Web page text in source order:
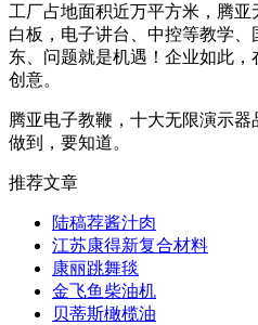
工厂占地面积近万平方米，腾
白板，电子讲台、中控等教学
东、问题就是机遇！企业如此
创意。
腾亚电子教鞭，十大无限演示器
做到，要知道。
推荐文章
陆稿荐酱汁肉
江苏康得新复合材料
康丽跳舞毯
金飞鱼柴油机
贝蒂斯橄榄油